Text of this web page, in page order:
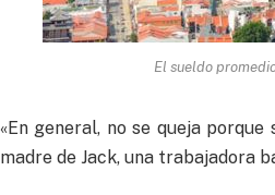
El sueldo
«En general, no se queja
madre de Jack, una trabajadora